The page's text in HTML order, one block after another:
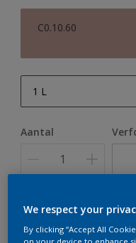
C0.10.60
1 L
Aantal
Op dit moment is het
te bestellen. Houd de
We respect your
By clicking “Accept All
on your device to enhance